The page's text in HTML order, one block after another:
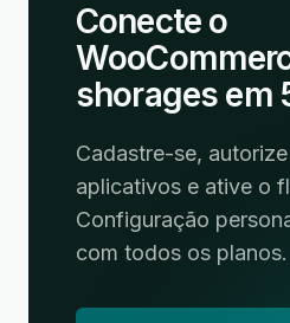
Conecte o
shorages em
Cadastre-se,
aplicativos e ative o
Configuração
com todos os planos.